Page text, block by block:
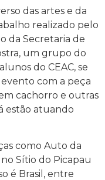
das artes e da
realizado pelo
da Secretaria de
um grupo do
do CEAC, se
com a peça
cachorro e outras
estão atuando
como Auto da
Sítio do Picapau
é Brasil, entre